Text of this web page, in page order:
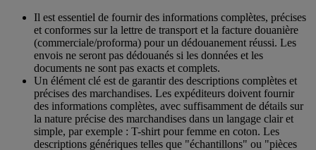
Il est essentiel de fournir des informations complètes, précises
et conformes sur la lettre de transport et la facture douanière
(commerciale/proforma) pour un dédouanement réussi. Les
envois ne seront pas dédouanés si les données et les
documents ne sont pas exacts et complets.
Un élément clé est de garantir des descriptions complètes et
précises des marchandises. Les expéditeurs doivent fournir
des informations complètes, avec suffisamment de détails sur
la nature précise des marchandises dans un langage clair et
simple, par exemple : T-shirt pour femme en coton. Les
descriptions génériques telles que "échantillons" ou "pièces